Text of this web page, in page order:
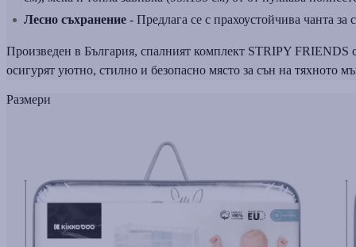
Лесно съхранение - Предлага се с прахоустойчива чанта за
Произведен в България, спалният комплект STRIPY FRIENDS
осигурят уютно, стилно и безопасно място за сън на тяхното
Размери